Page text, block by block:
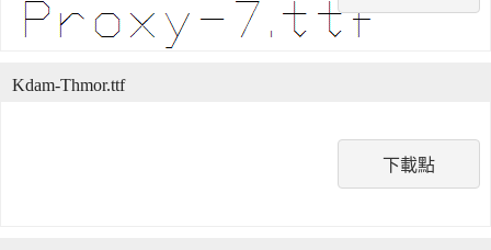
下載點
Kdam-Thmor.ttf